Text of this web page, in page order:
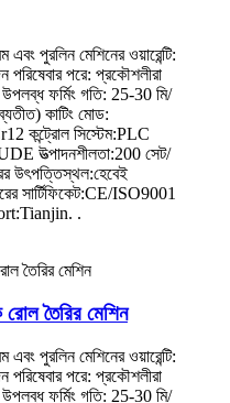
পুরলিন মেশিনের ওয়ারেন্টি:
পরিষেবার পরে: প্রকৌশলীরা
উপলব্ধ ফর্মিং গতি: 25-30 মি/
কাটিং মোড:
কন্ট্রোল সিস্টেম:PLC
উত্পাদনশীলতা:200 সেট/
উৎপত্তিস্থল:হেবেই
সার্টিফিকেট:CE/ISO9001
.
রোল তৈরির মেশিন
পুরলিন মেশিনের ওয়ারেন্টি:
পরিষেবার পরে: প্রকৌশলীরা
উপলব্ধ ফর্মিং গতি: 25-30 মি/